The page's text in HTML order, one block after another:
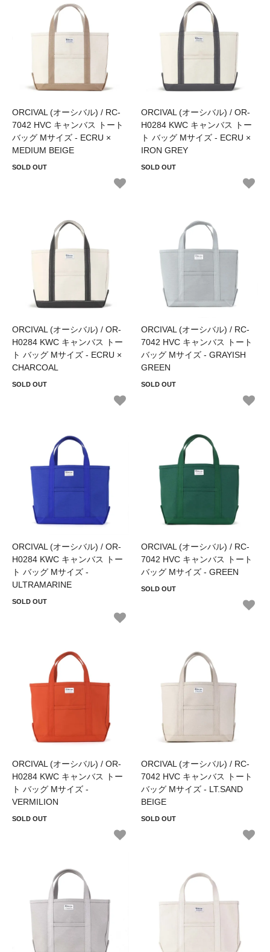
ORCIVAL (オーシバル) / RC-
7042 HVC キャンバス トート
バッグ Mサイズ - ECRU ×
MEDIUM BEIGE
SOLD OUT
ORCIVAL (オーシバル) / OR-
H0284 KWC キャンバス トー
ト バッグ Mサイズ - ECRU ×
IRON GREY
SOLD OUT
ORCIVAL (オーシバル) / OR-
H0284 KWC キャンバス トー
ト バッグ Mサイズ - ECRU ×
CHARCOAL
SOLD OUT
ORCIVAL (オーシバル) / RC-
7042 HVC キャンバス トート
バッグ Mサイズ - GRAYISH
GREEN
SOLD OUT
ORCIVAL (オーシバル) / OR-
H0284 KWC キャンバス トー
ト バッグ Mサイズ -
ULTRAMARINE
SOLD OUT
ORCIVAL (オーシバル) / RC-
7042 HVC キャンバス トート
バッグ Mサイズ - GREEN
SOLD OUT
ORCIVAL (オーシバル) / OR-
H0284 KWC キャンバス トー
ト バッグ Mサイズ -
VERMILION
SOLD OUT
ORCIVAL (オーシバル) / RC-
7042 HVC キャンバス トート
バッグ Mサイズ - LT.SAND
BEIGE
SOLD OUT